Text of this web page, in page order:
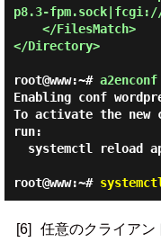
p8.3-
</Directory>
root@www:~#
Enabling conf
To activate the new
run:
root@www:~#
[6]
任意のクライアン